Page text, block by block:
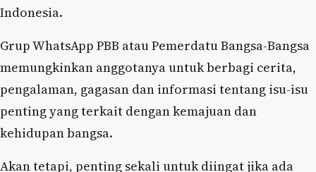
Indonesia.
Grup WhatsApp PBB atau Pemerdatu Bangsa-Bangsa
memungkinkan anggotanya untuk berbagi cerita,
pengalaman, gagasan dan informasi tentang isu-isu
penting yang terkait dengan kemajuan dan
kehidupan bangsa.
Akan tetapi, penting sekali untuk diingat jika ada